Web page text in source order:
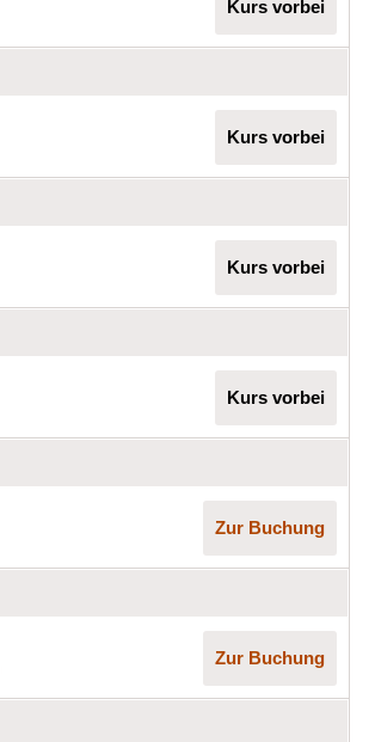
Kurs vorbei
Kurs vorbei
Kurs vorbei
Kurs vorbei
Zur Buchung
Zur Buchung